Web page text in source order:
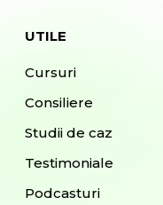
UTILE
Cursuri
Consiliere
Studii de caz
Testimoniale
Podcasturi